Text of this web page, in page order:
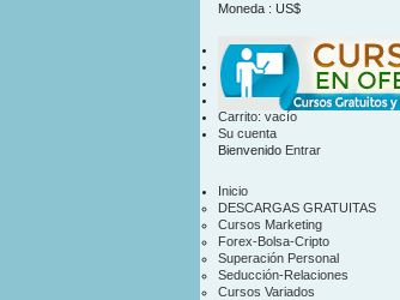
Moneda : US$
US$
contacto
mapa sitio
Carrito: vacío
Su cuenta
Bienvenido Entrar
Inicio
DESCARGAS GRATUITAS
Cursos Marketing
Forex-Bolsa-Cripto
Superación Personal
Seducción-Relaciones
Cursos Variados